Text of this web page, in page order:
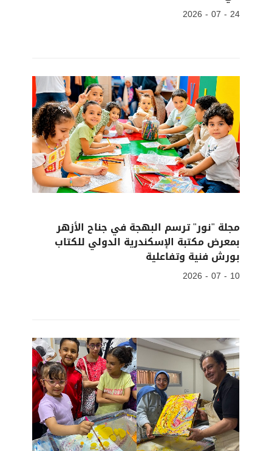
24 - 07 - 2026
مجلة "نور" ترسم البهجة في جناح الأزهر
بمعرض مكتبة الإسكندرية الدولي للكتاب
بورش فنية وتفاعلية
10 - 07 - 2026